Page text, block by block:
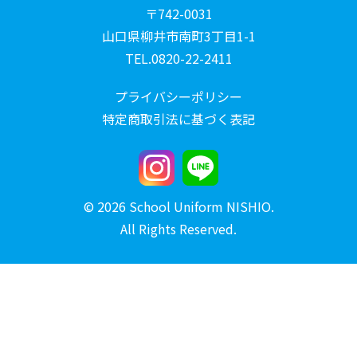
〒742-0031
山口県柳井市南町3丁目1-1
TEL.0820-22-2411
プライバシーポリシー
特定商取引法に基づく表記
© 2026 School Uniform NISHIO.
All Rights Reserved.